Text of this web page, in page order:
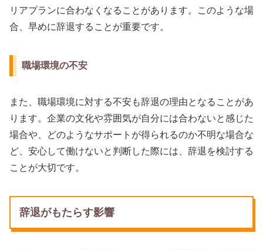
リアプランに合わなくなることがあります。このような場
合、早めに辞退することが重要です。
職場環境の不安
また、職場環境に対する不安も辞退の理由となることがあ
ります。企業の文化や雰囲気が自分には合わないと感じた
場合や、どのようなサポートが得られるのか不明な場合な
ど、安心して働けないと判断した際には、辞退を検討する
ことが大切です。
辞退がもたらす影響